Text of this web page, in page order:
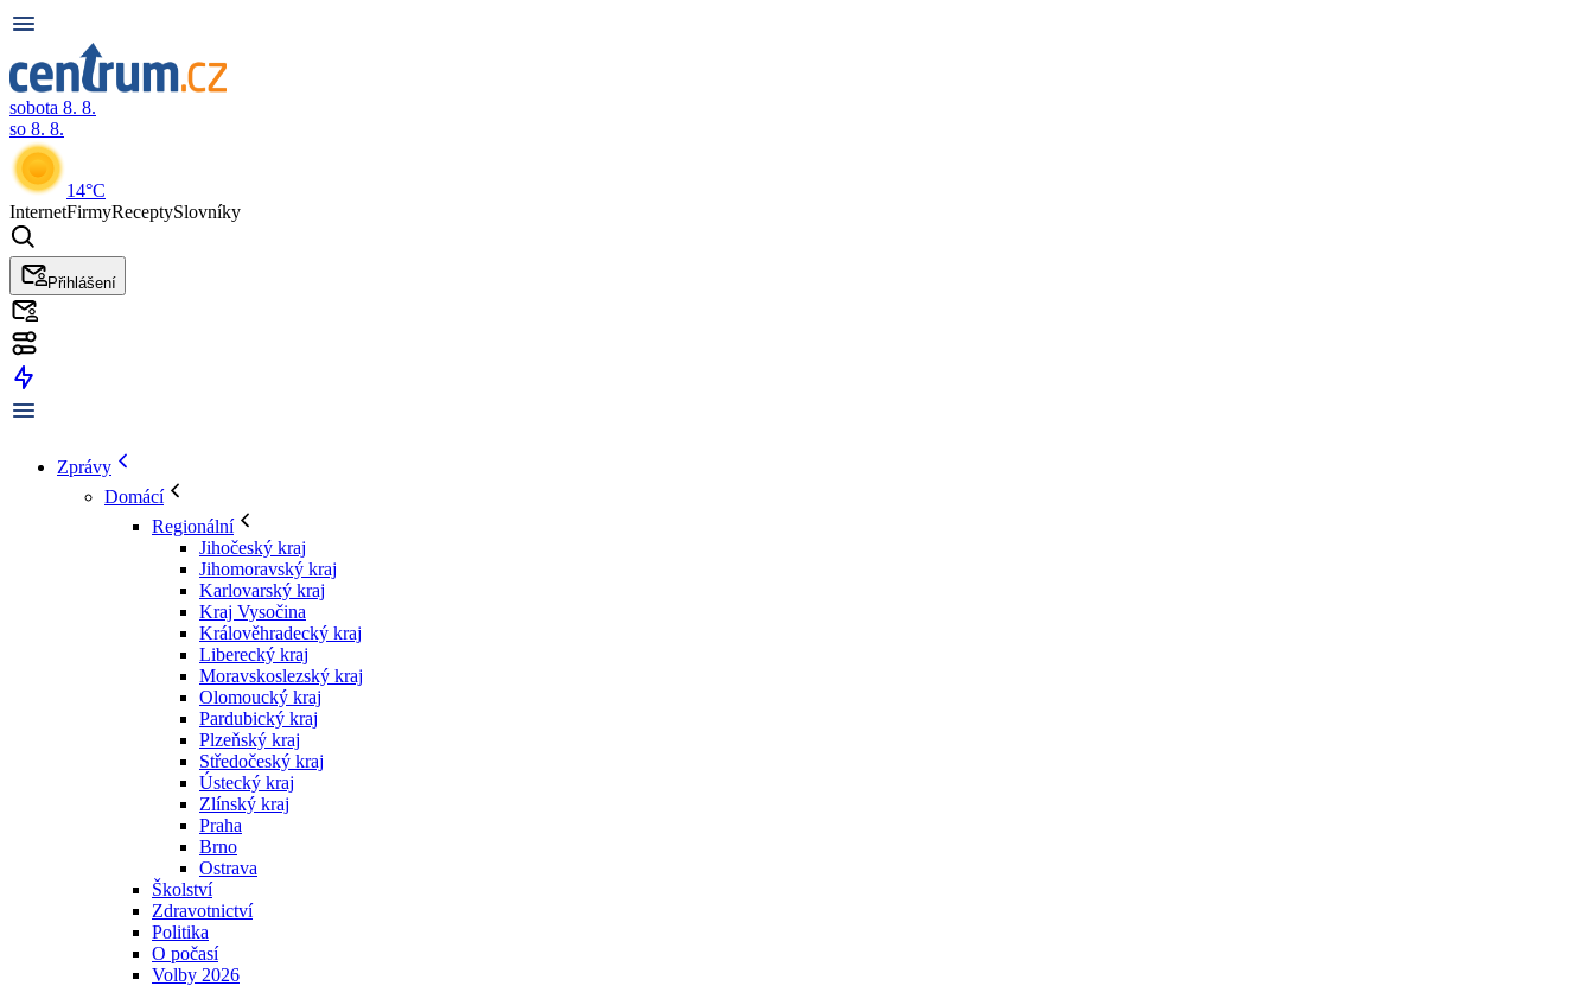
sobota 8. 8.
so 8. 8.
14°C
InternetFirmyReceptySlovníky
Přihlášení
Zprávy
Domácí
Regionální
Jihočeský kraj
Jihomoravský kraj
Karlovarský kraj
Kraj Vysočina
Králověhradecký kraj
Liberecký kraj
Moravskoslezský kraj
Olomoucký kraj
Pardubický kraj
Plzeňský kraj
Středočeský kraj
Ústecký kraj
Zlínský kraj
Praha
Brno
Ostrava
Školství
Zdravotnictví
Politika
O počasí
Volby 2026